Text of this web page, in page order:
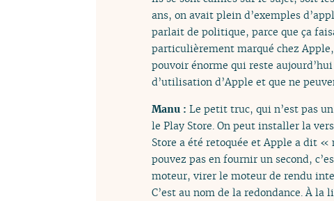
ans, on avait plein d’exemples
parlait de politique, parce que ça
particulièrement marqué chez Apple,
pouvoir énorme qui reste
d’utilisation d’Apple et que ne
Manu : Le petit truc, qui n’est pas
le Play Store. On peut installer la
Store a été retoquée et Apple a dit «
pouvez pas en fournir un second,
moteur, virer le moteur de rendu
C’est au nom de la redondance. À